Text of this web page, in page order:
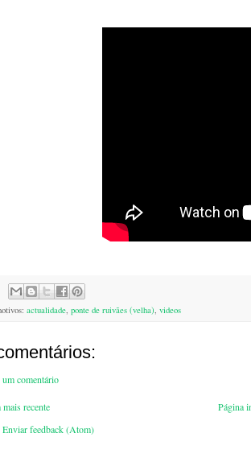
actualidade, ponte de ruivães (velha), videos
comentário
recente
Página
Enviar feedback (Atom)